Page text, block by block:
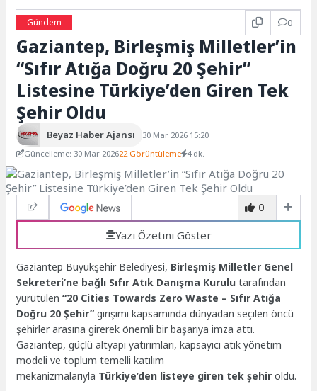
Gündem 0
Gaziantep, Birleşmiş Milletler’in
“Sıfır Atığa Doğru 20 Şehir”
Listesine Türkiye’den Giren Tek
Şehir Oldu
Beyaz Haber Ajansı
30 Mar 2026 15:20
Güncelleme: 30 Mar 202622 Görüntüleme 4 dk.
0
Yazı Özetini Göster
Gaziantep Büyükşehir Belediyesi, Birleşmiş Milletler Genel
Sekreteri’ne bağlı Sıfır Atık Danışma Kurulu tarafından
yürütülen“20 Cities Towards Zero Waste – Sıfır Atığa
Doğru 20 Şehir” girişimi kapsamında dünyadan seçilen öncü
şehirler arasına girerek önemli bir başarıya imza attı.
Gaziantep, güçlü altyapı yatırımları, kapsayıcı atık yönetim
modeli ve toplum temelli katılım
mekanizmalarıyla Türkiye’den listeye giren tek şehir oldu.